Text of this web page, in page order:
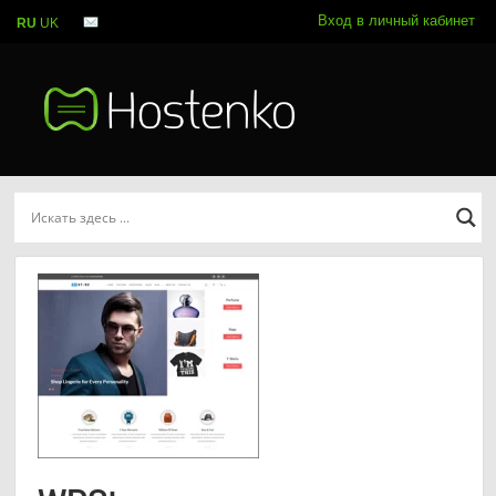
Вход в личный кабинет
RU UK